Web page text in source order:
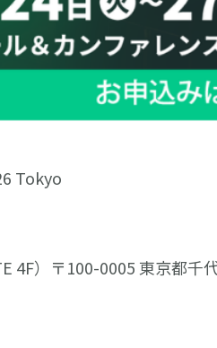
Tokyo
4F）〒100-0005 東京都千